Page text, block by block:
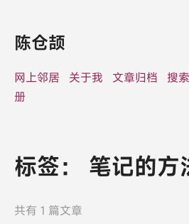
陈仓颉
网上邻居 关于我 文章归档 搜索
册
标签： 笔记的方
共有 1 篇文章